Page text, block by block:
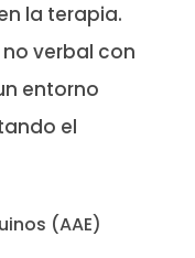
la terapia.
verbal con
entorno
el
(AAE)